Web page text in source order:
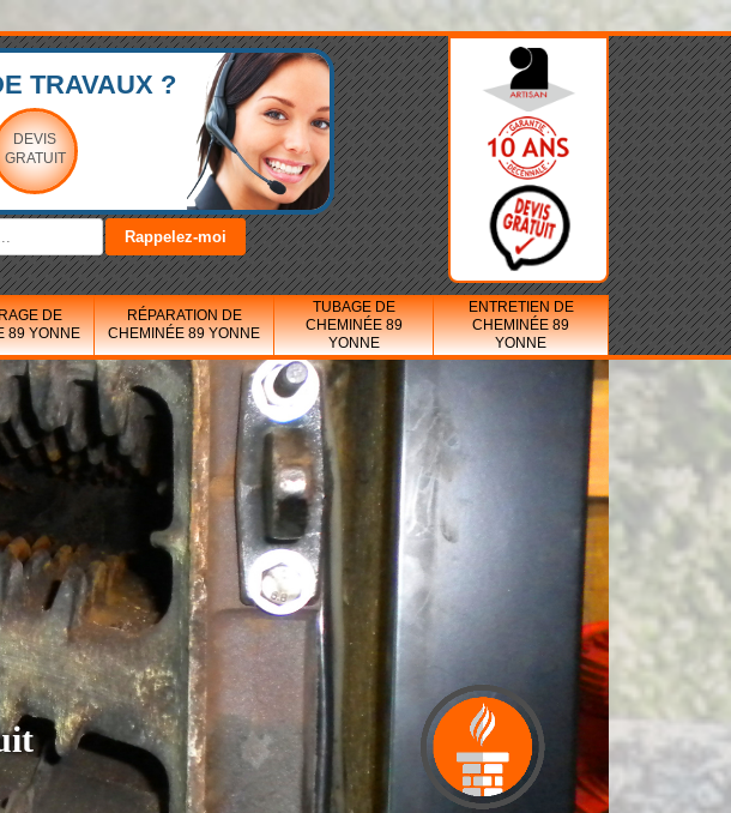
TRAVAUX ?
DEVIS
GRATUIT
DE
89 YONNE
RÉPARATION DE
CHEMINÉE 89 YONNE
TUBAGE DE
CHEMINÉE 89
YONNE
ENTRETIEN DE
CHEMINÉE 89
YONNE